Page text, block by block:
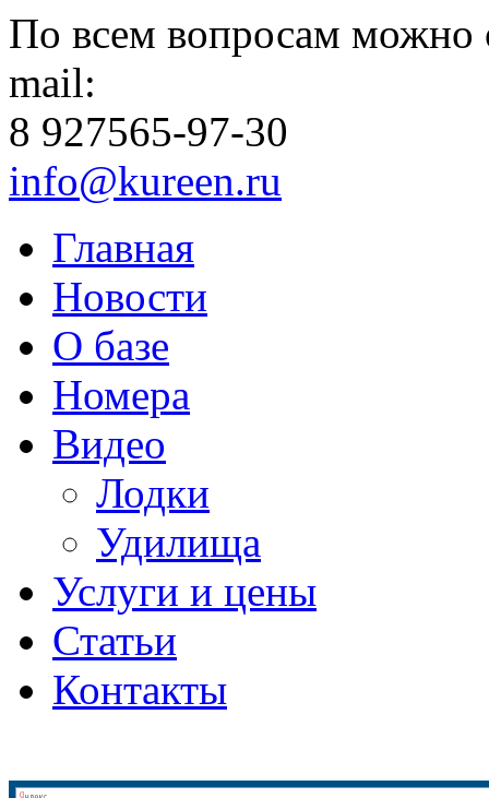
По всем вопросам можно
mail:
8 927565-97-30
info@kureen.ru
Главная
Новости
О базе
Номера
Видео
Лодки
Удилища
Услуги и цены
Статьи
Контакты